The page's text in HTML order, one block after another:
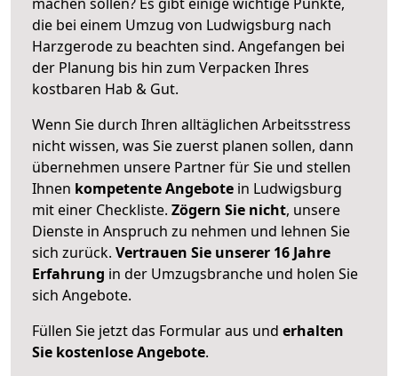
die bei einem Umzug von Ludwigsburg nach
Harzgerode zu beachten sind. Angefangen bei
der Planung bis hin zum Verpacken Ihres
kostbaren Hab & Gut.
Wenn Sie durch Ihren alltäglichen Arbeitsstress
nicht wissen, was Sie zuerst planen sollen, dann
übernehmen unsere Partner für Sie und stellen
Ihnen kompetente Angebote in Ludwigsburg
mit einer Checkliste. Zögern Sie nicht, unsere
Dienste in Anspruch zu nehmen und lehnen Sie
sich zurück. Vertrauen Sie unserer 16 Jahre
Erfahrung in der Umzugsbranche und holen Sie
sich Angebote.
Füllen Sie jetzt das Formular aus und erhalten
Sie kostenlose Angebote.